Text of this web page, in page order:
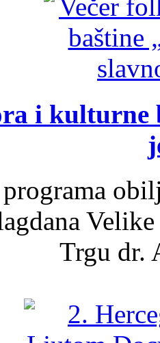
i kulturne
Trgu dr.